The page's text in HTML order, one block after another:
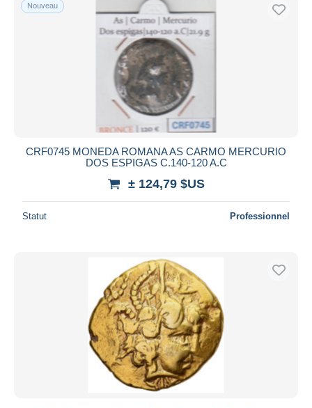
Nouveau
CRF0745 MONEDA ROMANA AS CARMO MERCURIO
DOS ESPIGAS C.140-120 A.C
± 124,79 $US
Statut Professionnel